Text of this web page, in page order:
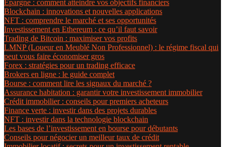
Épargne : comment atteindre vos objectifs financiers
Blockchain : innovations et nouvelles applications
NFT : comprendre le marché et ses opportunités
Investissement en Ethereum : ce qu’il faut savoir
Trading de Bitcoin : maximiser vos profits
LMNP (Loueur en Meublé Non Professionnel) : le régime fiscal qui
peut vous faire économiser gros
Forex : stratégies pour un trading efficace
Brokers en ligne : le guide complet
Bourse : comment lire les signaux du marché ?
Assurance habitation : garantir votre investissement immobilier
Crédit immobilier : conseils pour premiers acheteurs
Finance verte : investir dans des projets durables
NFT : investir dans la technologie blockchain
Les bases de l’investissement en bourse pour débutants
Conseils pour négocier un meilleur taux de crédit